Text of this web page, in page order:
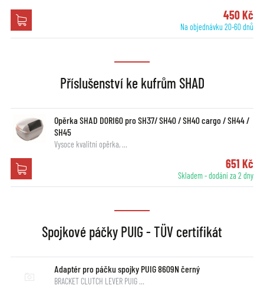
450 Kč
Na objednávku 20-60 dnů
Příslušenství ke kufrům SHAD
Opěrka SHAD D0RI60 pro SH37/ SH40 / SH40 cargo / SH44 /
SH45
Vysoce kvalitní opěrka, …
651 Kč
Skladem - dodání za 2 dny
Spojkové páčky PUIG - TÜV certifikát
Adaptér pro páčku spojky PUIG 8609N černý
BRACKET CLUTCH LEVER PUIG …